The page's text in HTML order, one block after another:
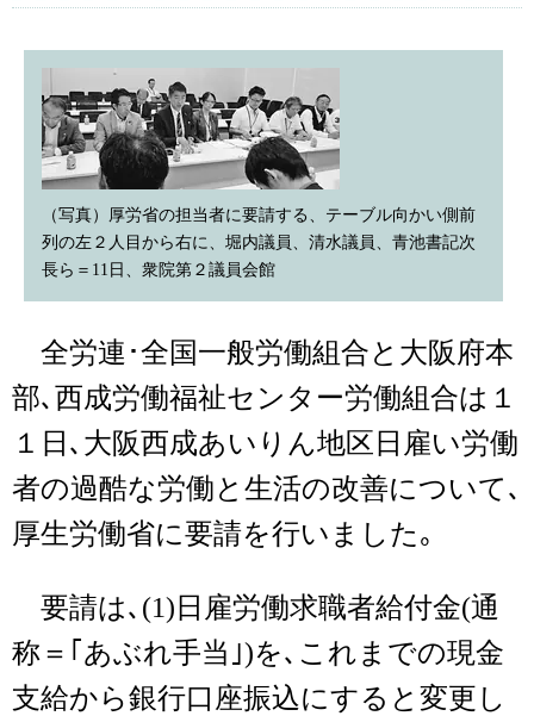
（写真）厚労省の担当者に要請する、テーブル向かい側前
列の左２人目から右に、堀内議員、清水議員、青池書記次
長ら＝11日、衆院第２議員会館
全労連･全国一般労働組合と大阪府本
部､西成労働福祉センター労働組合は１
１日､大阪西成あいりん地区日雇い労働
者の過酷な労働と生活の改善について､
厚生労働省に要請を行いました｡
要請は､(1)日雇労働求職者給付金(通
称＝｢あぶれ手当｣)を､これまでの現金
支給から銀行口座振込にすると変更し